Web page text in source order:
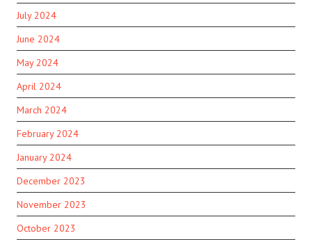
July 2024
June 2024
May 2024
April 2024
March 2024
February 2024
January 2024
December 2023
November 2023
October 2023